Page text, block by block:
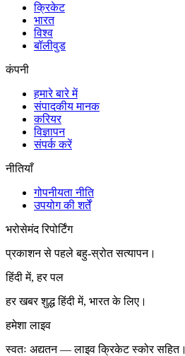
क्रिकेट
भारत
विश्व
बॉलीवुड
कंपनी
हमारे बारे में
संपादकीय मानक
करियर
विज्ञापन
संपर्क करें
नीतियाँ
गोपनीयता नीति
उपयोग की शर्तें
भरोसेमंद रिपोर्टिंग
प्रकाशन से पहले बहु-स्रोत सत्यापन।
हिंदी में, हर पल
हर खबर शुद्ध हिंदी में, भारत के लिए।
हमेशा लाइव
स्वतः अद्यतन — लाइव क्रिकेट स्कोर सहित।